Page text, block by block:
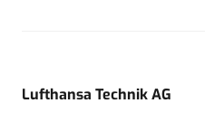
Lufthansa Technik AG